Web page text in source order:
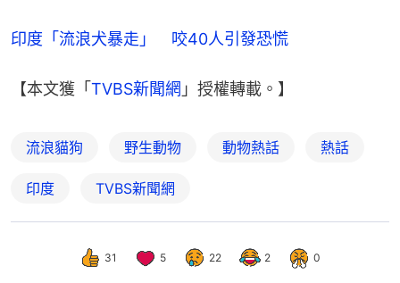
印度「流浪犬暴走」　咬40人引發恐慌
【本文獲「TVBS新聞網 」授權轉載。】
流浪貓狗 野生動物 動物熱話 熱話
印度 TVBS新聞網
31 5 22 2 0